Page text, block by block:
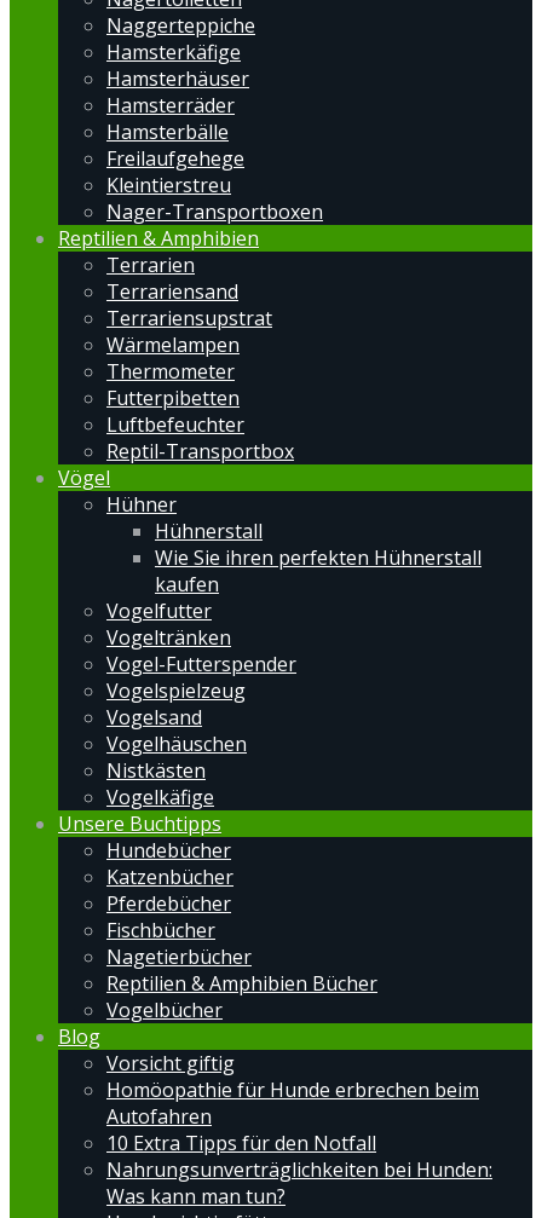
Naggerteppiche
Hamsterkäfige
Hamsterhäuser
Hamsterräder
Hamsterbälle
Freilaufgehege
Kleintierstreu
Nager-Transportboxen
Reptilien & Amphibien
Terrarien
Terrariensand
Terrariensupstrat
Wärmelampen
Thermometer
Futterpibetten
Luftbefeuchter
Reptil-Transportbox
Vögel
Hühner
Hühnerstall
Wie Sie ihren perfekten Hühnerstall
kaufen
Vogelfutter
Vogeltränken
Vogel-Futterspender
Vogelspielzeug
Vogelsand
Vogelhäuschen
Nistkästen
Vogelkäfige
Unsere Buchtipps
Hundebücher
Katzenbücher
Pferdebücher
Fischbücher
Nagetierbücher
Reptilien & Amphibien Bücher
Vogelbücher
Blog
Vorsicht giftig
Homöopathie für Hunde erbrechen beim
Autofahren
10 Extra Tipps für den Notfall
Nahrungsunverträglichkeiten bei Hunden:
Was kann man tun?